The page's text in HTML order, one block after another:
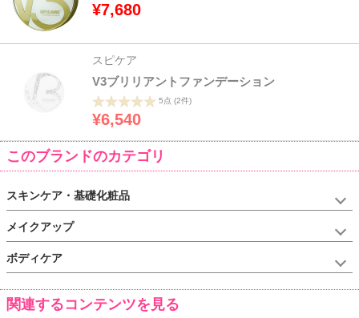
¥7,680
スピケア
V3ブリリアントファンデーション
5点 (2件)
¥6,540
このブランドのカテゴリ
スキンケア・基礎化粧品
メイクアップ
ボディケア
関連するコンテンツを見る